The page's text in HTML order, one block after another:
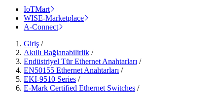
IoTMart
WISE-Marketplace
A-Connect
Giriş /
Akıllı Bağlanabilirlik /
Endüstriyel Tür Ethernet Anahtarları /
EN50155 Ethernet Anahtarları /
EKI-9510 Series /
E-Mark Certified Ethernet Switches /